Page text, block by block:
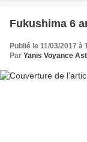
Fukushima 6
Publié le 11/03/2017 à
Par Yanis Voyance